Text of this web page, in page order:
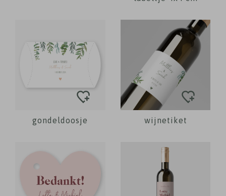
gondeldoosje wijnetiket